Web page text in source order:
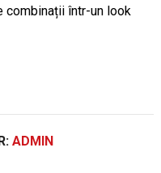
combinații într-un look
ADMIN